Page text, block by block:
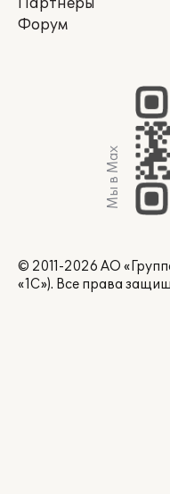
Партнеры
Форум
Мы в Max
© 2011-2026 АО
«1С»). Все права